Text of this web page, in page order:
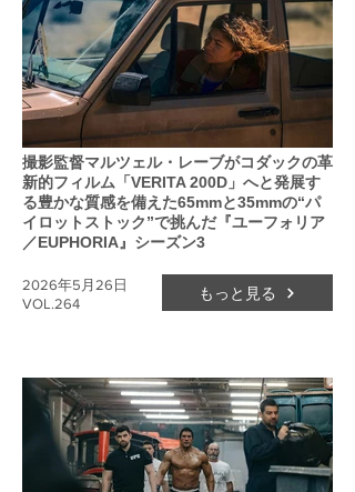
撮影監督マルツェル・レーブがコダックの革
新的フィルム「VERITA 200D」へと発展す
る豊かな質感を備えた65mmと35mmの“パ
イロットストック”で挑んだ『ユーフォリア
／EUPHORIA』シーズン3
VOL.264
2026年5月26日 もっと見る